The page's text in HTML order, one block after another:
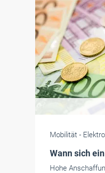
Mobilität -
Wann sich
Hohe